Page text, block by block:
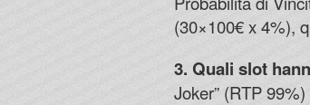
(30×100€ x 4%),
3. Quali slot
Joker” (RTP